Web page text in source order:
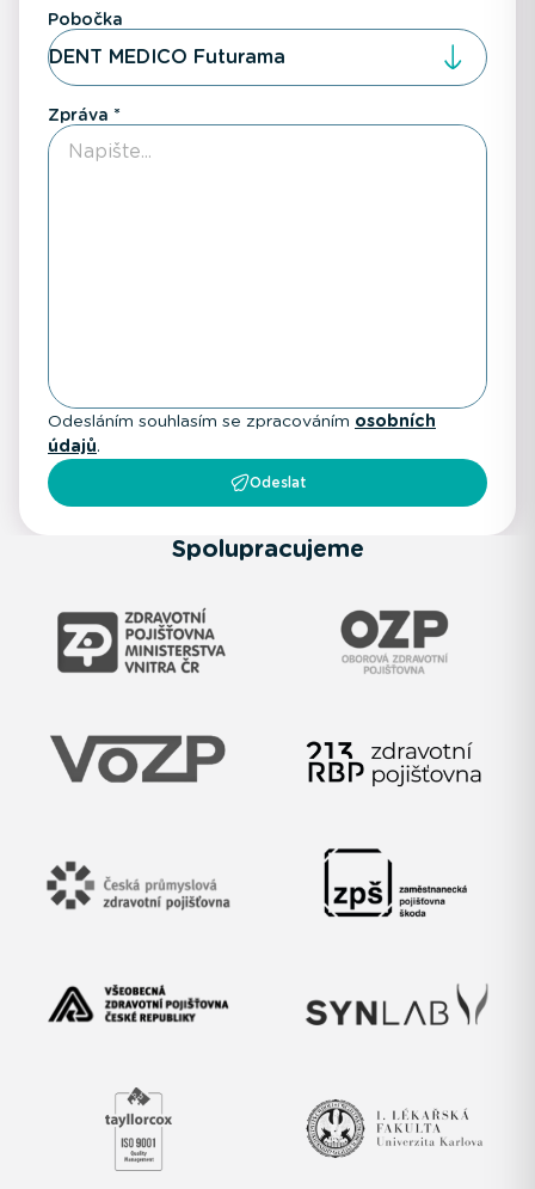
Pobočka
DENT MEDICO Futurama
Zpráva
Odesláním souhlasím se zpracováním osobních
údajů.
Odeslat
Spolupracujeme